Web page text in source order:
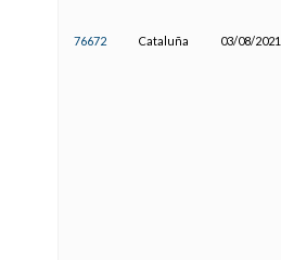
76672 Cataluña 03/08/2021